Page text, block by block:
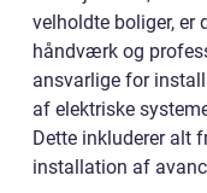
velholdte boliger,
håndværk og
ansvarlige for
af elektriske
Dette inkluderer alt
installation af